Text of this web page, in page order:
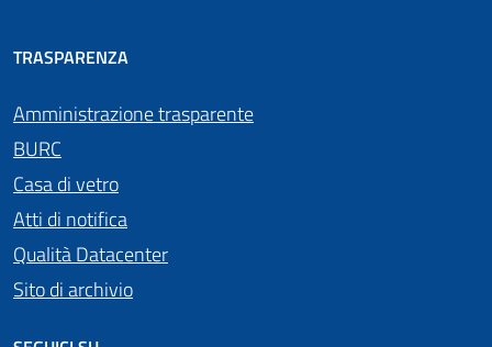
TRASPARENZA
Amministrazione trasparente
BURC
Casa di vetro
Atti di notifica
Qualità Datacenter
Sito di archivio